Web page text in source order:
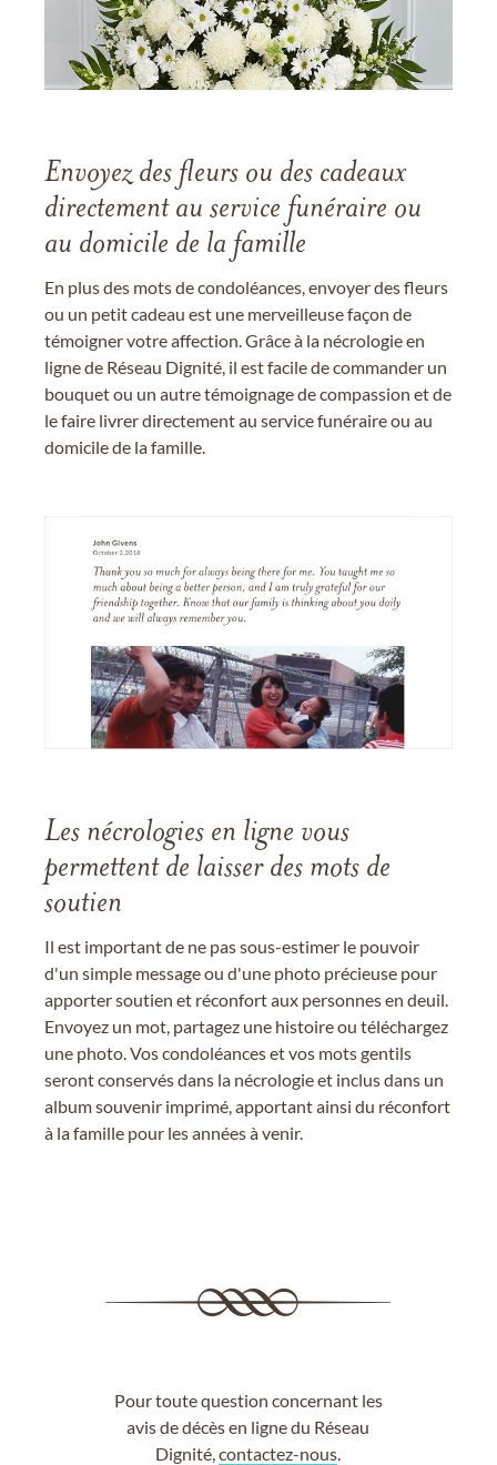
Envoyez des fleurs ou des cadeaux
directement au service funéraire ou
au domicile de la famille
En plus des mots de condoléances, envoyer des fleurs
ou un petit cadeau est une merveilleuse façon de
témoigner votre affection. Grâce à la nécrologie en
ligne de Réseau Dignité, il est facile de commander un
bouquet ou un autre témoignage de compassion et de
le faire livrer directement au service funéraire ou au
domicile de la famille.
Les nécrologies en ligne vous
permettent de laisser des mots de
soutien
Il est important de ne pas sous-estimer le pouvoir
d'un simple message ou d'une photo précieuse pour
apporter soutien et réconfort aux personnes en deuil.
Envoyez un mot, partagez une histoire ou téléchargez
une photo. Vos condoléances et vos mots gentils
seront conservés dans la nécrologie et inclus dans un
album souvenir imprimé, apportant ainsi du réconfort
à la famille pour les années à venir.
Pour toute question concernant les
avis de décès en ligne du Réseau
Dignité,contactez-nous